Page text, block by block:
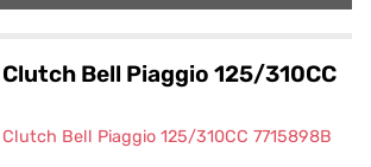
Bell Piaggio 125/310CC